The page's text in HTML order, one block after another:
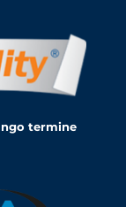
termine